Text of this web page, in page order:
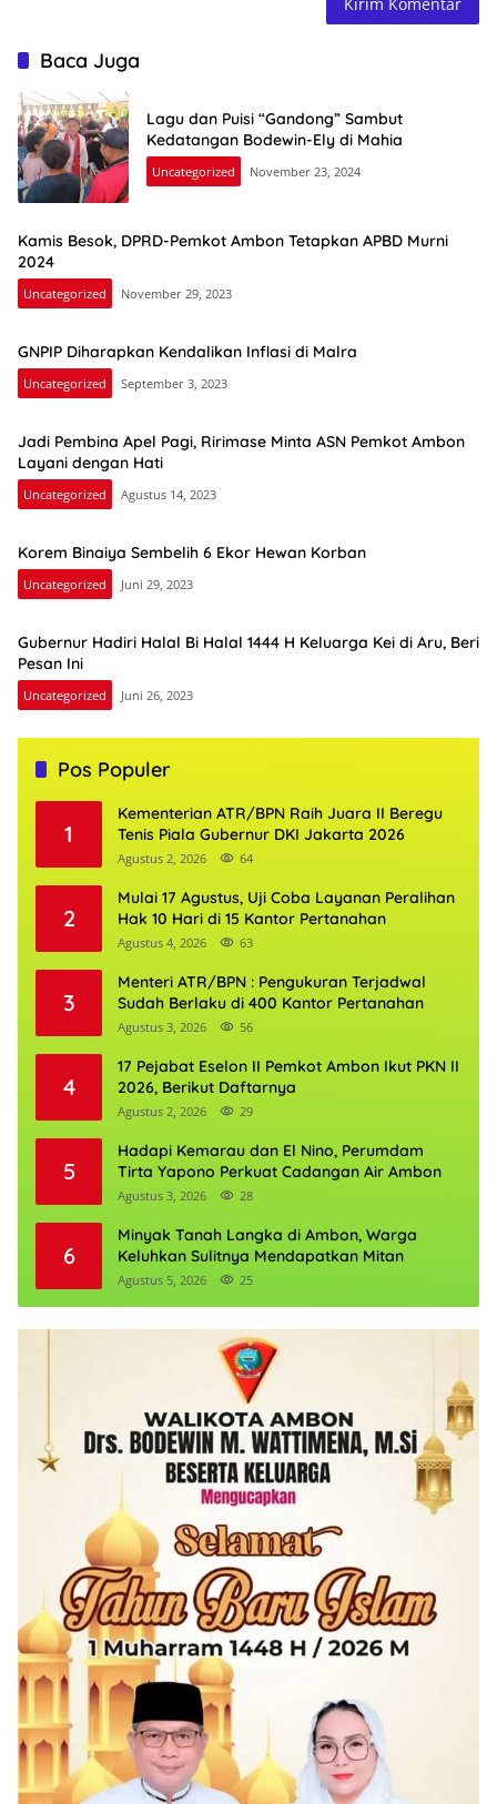
Baca Juga
Lagu dan Puisi “Gandong” Sambut
Kedatangan Bodewin-Ely di Mahia
Uncategorized November 23, 2024
Kamis Besok, DPRD-Pemkot Ambon Tetapkan APBD Murni
2024
Uncategorized November 29, 2023
GNPIP Diharapkan Kendalikan Inflasi di Malra
Uncategorized September 3, 2023
Jadi Pembina Apel Pagi, Ririmase Minta ASN Pemkot Ambon
Layani dengan Hati
Uncategorized Agustus 14, 2023
Korem Binaiya Sembelih 6 Ekor Hewan Korban
Uncategorized Juni 29, 2023
Gubernur Hadiri Halal Bi Halal 1444 H Keluarga Kei di Aru, Beri
Pesan Ini
Uncategorized Juni 26, 2023
Pos Populer
1
Kementerian ATR/BPN Raih Juara II Beregu
Tenis Piala Gubernur DKI Jakarta 2026
Agustus 2, 2026 64
2
Mulai 17 Agustus, Uji Coba Layanan Peralihan
Hak 10 Hari di 15 Kantor Pertanahan
Agustus 4, 2026 63
3
Menteri ATR/BPN : Pengukuran Terjadwal
Sudah Berlaku di 400 Kantor Pertanahan
Agustus 3, 2026 56
4
17 Pejabat Eselon II Pemkot Ambon Ikut PKN II
2026, Berikut Daftarnya
Agustus 2, 2026 29
5
Hadapi Kemarau dan El Nino, Perumdam
Tirta Yapono Perkuat Cadangan Air Ambon
Agustus 3, 2026 28
6
Minyak Tanah Langka di Ambon, Warga
Keluhkan Sulitnya Mendapatkan Mitan
Agustus 5, 2026 25